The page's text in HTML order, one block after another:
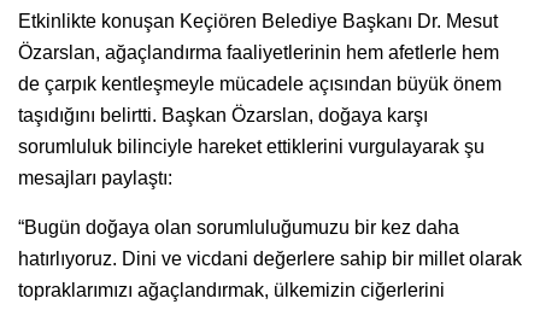
Etkinlikte konuşan Keçiören Belediye Başkanı Dr. Mesut
Özarslan, ağaçlandırma faaliyetlerinin hem afetlerle hem
de çarpık kentleşmeyle mücadele açısından büyük önem
taşıdığını belirtti. Başkan Özarslan, doğaya karşı
sorumluluk bilinciyle hareket ettiklerini vurgulayarak şu
mesajları paylaştı:
“Bugün doğaya olan sorumluluğumuzu bir kez daha
hatırlıyoruz. Dini ve vicdani değerlere sahip bir millet olarak
topraklarımızı ağaçlandırmak, ülkemizin ciğerlerini